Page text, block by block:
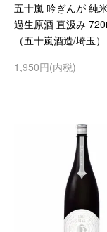
五十嵐 吟ぎんが 純
過生原酒 直汲み
（五十嵐酒造/埼玉）
1,950円(内税)